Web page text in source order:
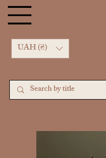
UAH (₴)